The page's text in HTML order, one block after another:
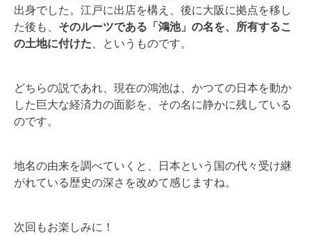
出身でした。江戸に出店を構え、後に大阪に拠点を移し
た後も、 そのルーツである「鴻池」の名を、所有するこ
の土地に付けた、というものです。
どちらの説であれ、現在の鴻池は、かつての日本を動か
した巨大な経済力の面影を、その名に静かに残している
のです。
地名の由来を調べていくと、日本という国の代々受け継
がれている歴史の深さを改めて感じますね。
次回もお楽しみに！